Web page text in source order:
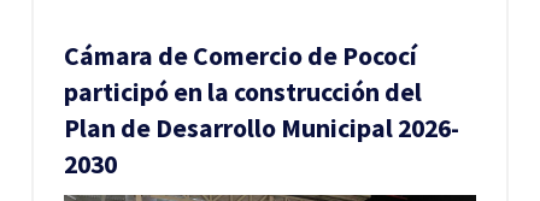
Cámara de Comercio de Pococí
participó en la construcción del
Plan de Desarrollo Municipal 2026-
2030